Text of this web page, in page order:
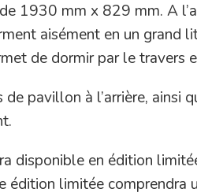
1930 mm x 829 mm. A
aisément en un
de dormir par le travers
pavillon à l’arrière, ainsi
disponible en édition
édition limitée comprendra